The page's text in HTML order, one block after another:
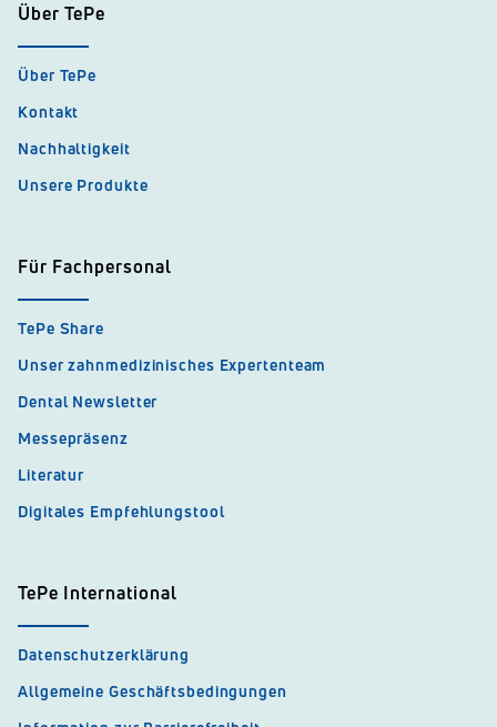
Über TePe
Über TePe
Kontakt
Nachhaltigkeit
Unsere Produkte
Für Fachpersonal
TePe Share
Unser zahnmedizinisches Expertenteam
Dental Newsletter
Messepräsenz
Literatur
Digitales Empfehlungstool
TePe International
Datenschutzerklärung
Allgemeine Geschäftsbedingungen